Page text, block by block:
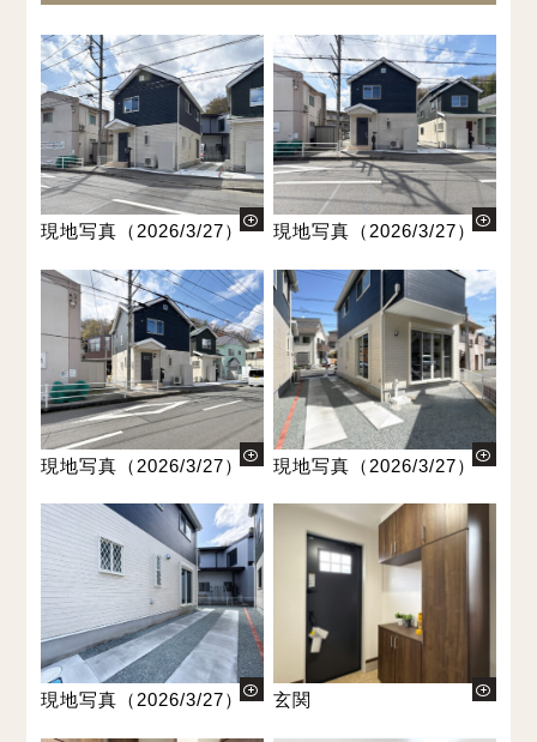
現地写真（2026/3/27） 現地写真（2026/3/27）
現地写真（2026/3/27） 現地写真（2026/3/27）
現地写真（2026/3/27） 玄関